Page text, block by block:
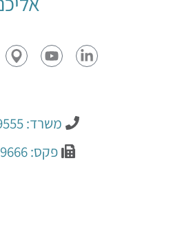
משרד: 072-2429555
פקס: 072-2429666